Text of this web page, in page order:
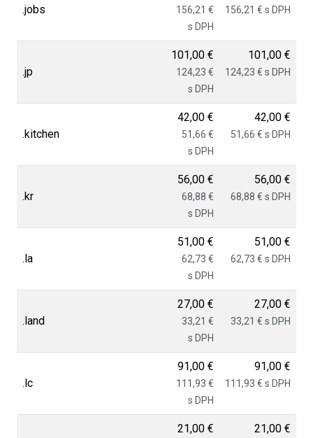
.jobs
156,21 €
s DPH
156,21 € s DPH
.jp
101,00 €
124,23 €
s DPH
101,00 €
124,23 € s DPH
.kitchen
42,00 €
51,66 €
s DPH
42,00 €
51,66 € s DPH
.kr
56,00 €
68,88 €
s DPH
56,00 €
68,88 € s DPH
.la
51,00 €
62,73 €
s DPH
51,00 €
62,73 € s DPH
.land
27,00 €
33,21 €
s DPH
27,00 €
33,21 € s DPH
.lc
91,00 €
111,93 €
s DPH
91,00 €
111,93 € s DPH
21,00 € 21,00 €